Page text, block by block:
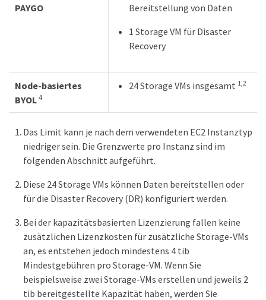
PAYGO
Bereitstellung von Daten
1 Storage VM für Disaster
Recovery
Node-basiertes
BYOL 4
24 Storage VMs insgesamt 1,2
Das Limit kann je nach dem verwendeten EC2 Instanztyp
niedriger sein. Die Grenzwerte pro Instanz sind im
folgenden Abschnitt aufgeführt.
Diese 24 Storage VMs können Daten bereitstellen oder
für die Disaster Recovery (DR) konfiguriert werden.
Bei der kapazitätsbasierten Lizenzierung fallen keine
zusätzlichen Lizenzkosten für zusätzliche Storage-VMs
an, es entstehen jedoch mindestens 4 tib
Mindestgebühren pro Storage-VM. Wenn Sie
beispielsweise zwei Storage-VMs erstellen und jeweils 2
tib bereitgestellte Kapazität haben, werden Sie